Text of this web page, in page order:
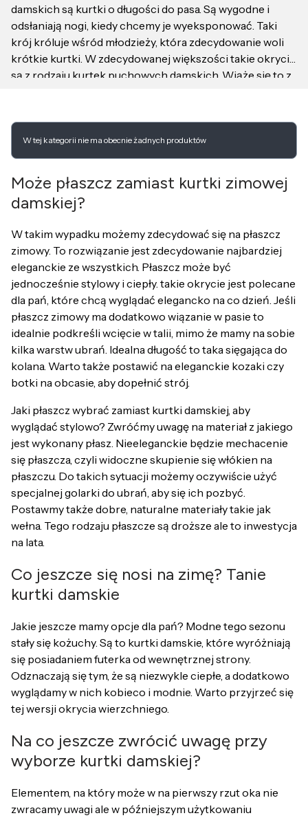
damskich są kurtki o długości do pasa. Są wygodne i
odsłaniają nogi, kiedy chcemy je wyeksponować. Taki
krój króluje wśród młodzieży, która zdecydowanie woli
krótkie kurtki. W zdecydowanej większości takie okrycia
są z rodzaju kurtek puchowych damskich. Wiąże się to z
damskie ale nie musimy się na nie decydować, kiedy
chcemy się wyszczuplić czy dopasować okrycie do
naszej sylwetki.
Lista produktów
W tej kategorii nie ma obecnie żadnych produktów
Może płaszcz zamiast kurtki zimowej
damskiej?
W takim wypadku możemy zdecydować się na płaszcz
zimowy. To rozwiązanie jest zdecydowanie najbardziej
eleganckie ze wszystkich. Płaszcz może być
jednocześnie stylowy i ciepły. takie okrycie jest polecane
dla pań, które chcą wyglądać elegancko na co dzień. Jeśli
płaszcz zimowy ma dodatkowo wiązanie w pasie to
idealnie podkreśli wcięcie w talii, mimo że mamy na sobie
kilka warstw ubrań. Idealna długość to taka sięgająca do
kolana. Warto także postawić na eleganckie kozaki czy
botki na obcasie, aby dopełnić strój.
Jaki płaszcz wybrać zamiast kurtki damskiej, aby
wyglądać stylowo? Zwróćmy uwagę na materiał z jakiego
jest wykonany płasz. Nieeleganckie będzie mechacenie
się płaszcza, czyli widoczne skupienie się włókien na
płaszczu. Do takich sytuacji możemy oczywiście użyć
specjalnej golarki do ubrań, aby się ich pozbyć.
Postawmy także dobre, naturalne materiały takie jak
wełna. Tego rodzaju płaszcze są droższe ale to inwestycja
na lata.
Co jeszcze się nosi na zimę? Tanie
kurtki damskie
Jakie jeszcze mamy opcje dla pań? Modne tego sezonu
stały się kożuchy. Są to kurtki damskie, które wyróżniają
się posiadaniem futerka od wewnętrznej strony.
Odznaczają się tym, że są niezwykle ciepłe, a dodatkowo
wyglądamy w nich kobieco i modnie. Warto przyjrzeć się
tej wersji okrycia wierzchniego.
Na co jeszcze zwrócić uwagę przy
wyborze kurtki damskiej?
Elementem, na który może w na pierwszy rzut oka nie
zwracamy uwagi ale w późniejszym użytkowaniu